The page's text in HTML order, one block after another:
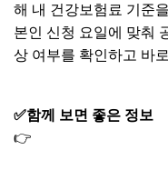
해 내 건강보험료 기준
본인 신청 요일에 맞춰
상 여부를 확인하고 바
✅함께 보면 좋은 정보
👉